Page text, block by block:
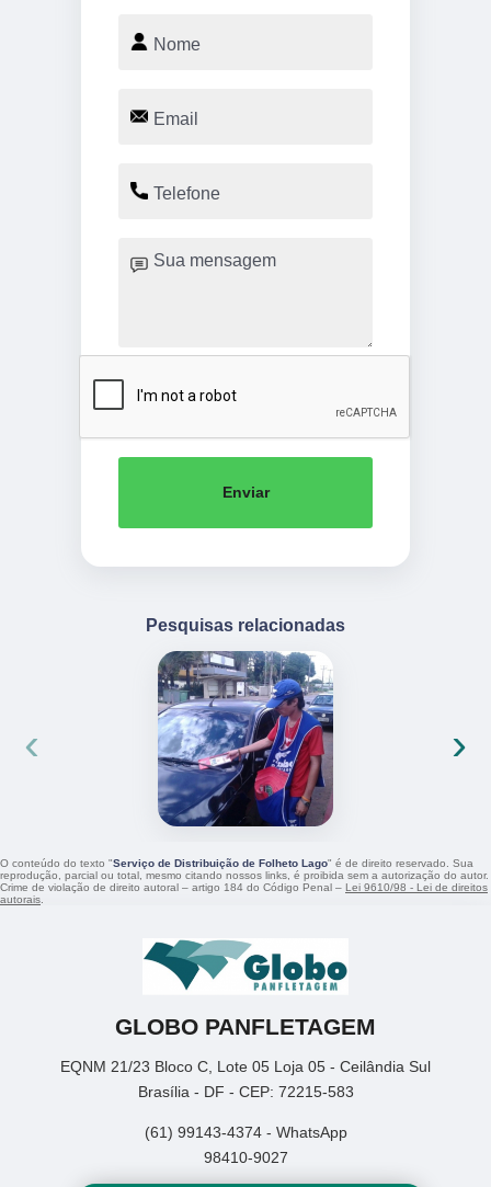
Enviar
Pesquisas relacionadas
‹ ›
O conteúdo do texto "Serviço de Distribuição de Folheto Lago" é de direito reservado. Sua
reprodução, parcial ou total, mesmo citando nossos links, é proibida sem a autorização do autor.
Crime de violação de direito autoral – artigo 184 do Código Penal – Lei 9610/98 - Lei de direitos
autorais.
GLOBO PANFLETAGEM
EQNM 21/23 Bloco C, Lote 05 Loja 05 - Ceilândia Sul
Brasília - DF - CEP: 72215-583
(61) 99143-4374 - WhatsApp
98410-9027